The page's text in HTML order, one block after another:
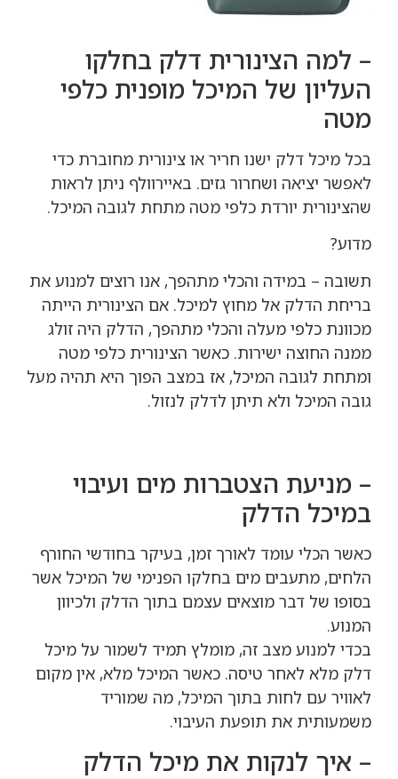
– למה הצינורית דלק בחלקו
העליון של המיכל מופנית כלפי
מטה
בכל מיכל דלק ישנו חריר או צינורית מחוברת כדי
לאפשר יציאה ושחרור גזים. באיירוולף ניתן לראות
שהצינורית יורדת כלפי מטה מתחת לגובה המיכל.
מדוע?
תשובה – במידה והכלי מתהפך, אנו רוצים למנוע את
בריחת הדלק אל מחוץ למיכל. אם הצינורית הייתה
מכוונת כלפי מעלה והכלי מתהפך, הדלק היה זולג
ממנה החוצה ישירות. כאשר הצינורית כלפי מטה
ומתחת לגובה המיכל, אז במצב הפוך היא תהיה מעל
גובה המיכל ולא תיתן לדלק לנזול.
– מניעת הצטברות מים ועיבוי
במיכל הדלק
כאשר הכלי עומד לאורך זמן, בעיקר בחודשי החורף
הלחים, מתעבים מים בחלקו הפנימי של המיכל אשר
בסופו של דבר מוצאים עצמם בתוך הדלק ולכיוון
המנוע.
בכדי למנוע מצב זה, מומלץ תמיד לשמור על מיכל
דלק מלא לאחר טיסה. כאשר המיכל מלא, אין מקום
לאוויר עם לחות בתוך המיכל, מה שמוריד
משמעותית את תופעת העיבוי.
– איך לנקות את מיכל הדלק